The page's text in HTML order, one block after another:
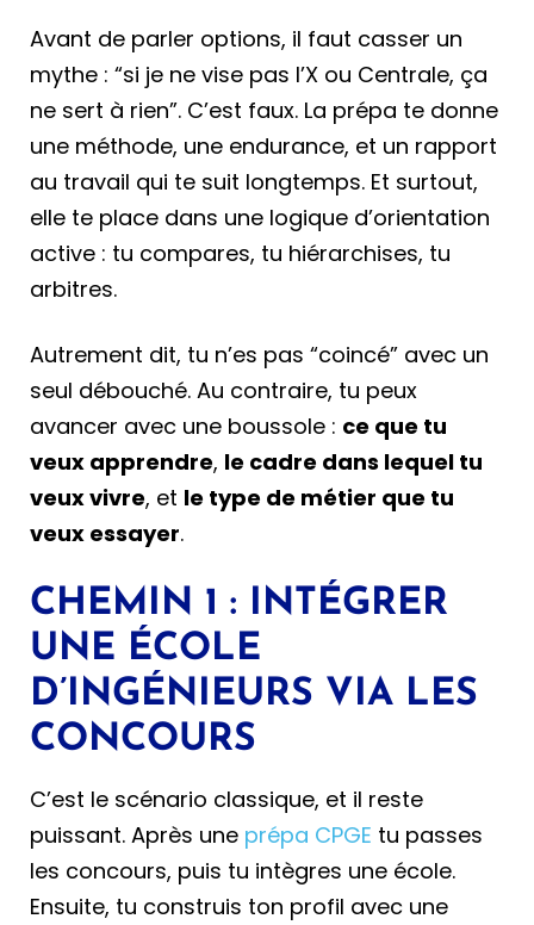
Avant de parler options, il faut casser un
mythe : “si je ne vise pas l’X ou Centrale, ça
ne sert à rien”. C’est faux. La prépa te donne
une méthode, une endurance, et un rapport
au travail qui te suit longtemps. Et surtout,
elle te place dans une logique d’orientation
active : tu compares, tu hiérarchises, tu
arbitres.
Autrement dit, tu n’es pas “coincé” avec un
seul débouché. Au contraire, tu peux
avancer avec une boussole : ce que tu
veux apprendre, le cadre dans lequel tu
veux vivre, et le type de métier que tu
veux essayer.
CHEMIN 1 : INTÉGRER
UNE ÉCOLE
D’INGÉNIEURS VIA LES
CONCOURS
C’est le scénario classique, et il reste
puissant. Après une prépa CPGE tu passes
les concours, puis tu intègres une école.
Ensuite, tu construis ton profil avec une